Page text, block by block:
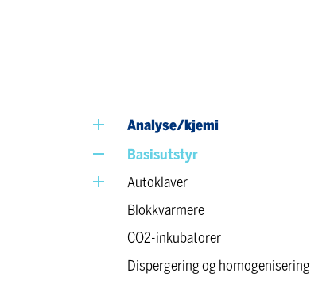
Analyse/kjemi
Basisutstyr
Autoklaver
Blokkvarmere
CO2-inkubatorer
Dispergering og homogenisering